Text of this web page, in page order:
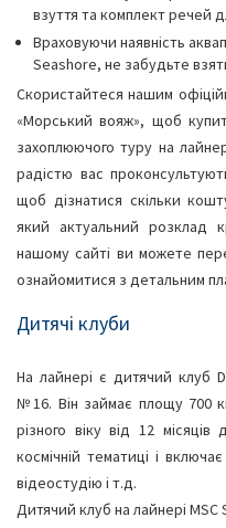
взуття та комплект речей
Враховуючи наявність
Seashore, не забудьте
Скористайтеся нашим
«Морський вояж», щоб
захоплюючого туру на
радістю вас
щоб дізнатися скільки
який актуальний розклад
нашому сайті ви можете
ознайомитися з детальним
Дитячі клуби
На лайнері є дитячий клуб
№16. Він займає площу 700
різного віку від 12
космічній тематиці і
відеостудію і т.д.
Дитячий клуб на лайнері MSC